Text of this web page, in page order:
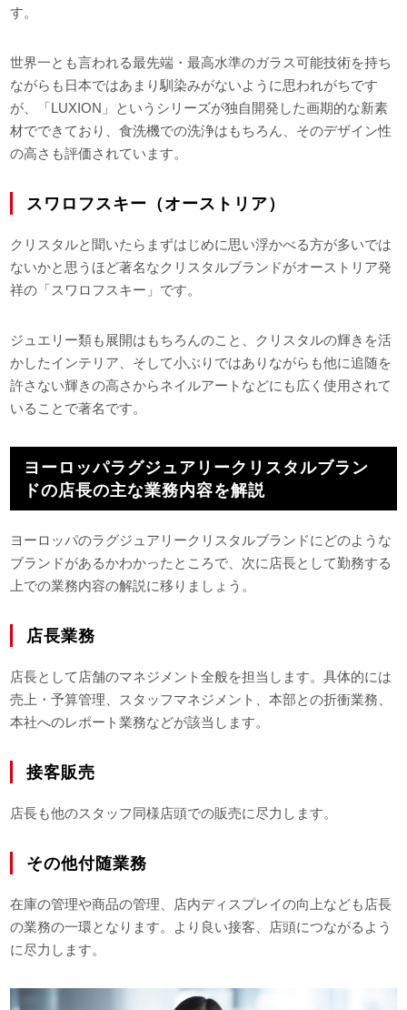
す。
世界一とも言われる最先端・最高水準のガラス可能技術を持ち
ながらも日本ではあまり馴染みがないように思われがちです
が、「LUXION」というシリーズが独自開発した画期的な新素
材でできており、食洗機での洗浄はもちろん、そのデザイン性
の高さも評価されています。
スワロフスキー（オーストリア）
クリスタルと聞いたらまずはじめに思い浮かべる方が多いでは
ないかと思うほど著名なクリスタルブランドがオーストリア発
祥の「スワロフスキー」です。
ジュエリー類も展開はもちろんのこと、クリスタルの輝きを活
かしたインテリア、そして小ぶりではありながらも他に追随を
許さない輝きの高さからネイルアートなどにも広く使用されて
いることで著名です。
ヨーロッパラグジュアリークリスタルブラン
ドの店長の主な業務内容を解説
ヨーロッパのラグジュアリークリスタルブランドにどのような
ブランドがあるかわかったところで、次に店長として勤務する
上での業務内容の解説に移りましょう。
店長業務
店長として店舗のマネジメント全般を担当します。具体的には
売上・予算管理、スタッフマネジメント、本部との折衝業務、
本社へのレポート業務などが該当します。
接客販売
店長も他のスタッフ同様店頭での販売に尽力します。
その他付随業務
在庫の管理や商品の管理、店内ディスプレイの向上なども店長
の業務の一環となります。より良い接客、店頭につながるよう
に尽力します。